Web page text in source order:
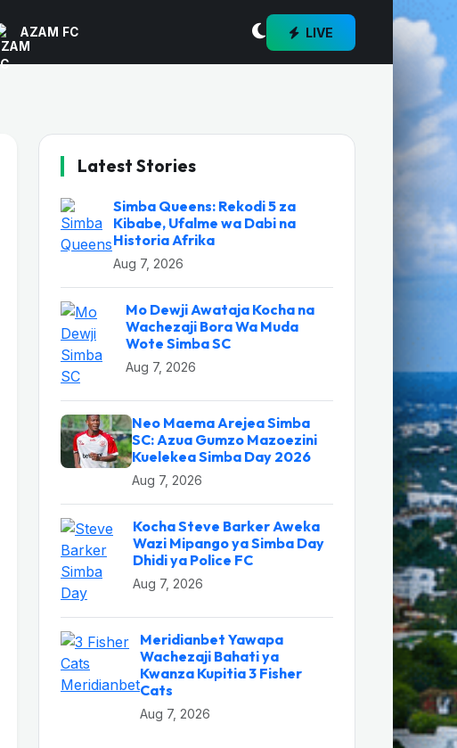
AZAM FC LIVE
Latest Stories
Simba Queens: Rekodi 5 za
Kibabe, Ufalme wa Dabi na
Historia Afrika
Aug 7, 2026
Mo Dewji Awataja Kocha na
Wachezaji Bora Wa Muda
Wote Simba SC
Aug 7, 2026
Neo Maema Arejea Simba
SC: Azua Gumzo Mazoezini
Kuelekea Simba Day 2026
Aug 7, 2026
Kocha Steve Barker Aweka
Wazi Mipango ya Simba Day
Dhidi ya Police FC
Aug 7, 2026
Meridianbet Yawapa
Wachezaji Bahati ya
Kwanza Kupitia 3 Fisher
Cats
Aug 7, 2026